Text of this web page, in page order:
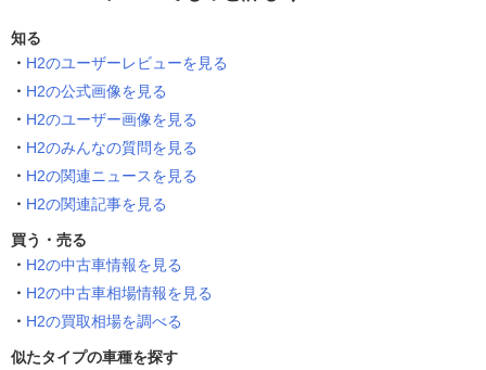
知る
H2のユーザーレビューを見る
H2の公式画像を見る
H2のユーザー画像を見る
H2のみんなの質問を見る
H2の関連ニュースを見る
H2の関連記事を見る
買う・売る
H2の中古車情報を見る
H2の中古車相場情報を見る
H2の買取相場を調べる
似たタイプの車種を探す